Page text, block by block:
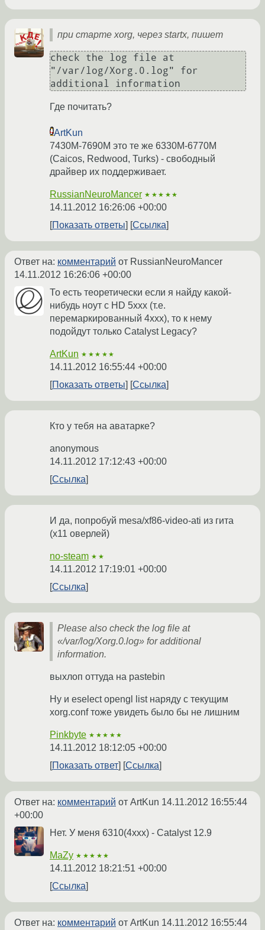
при старте xorg, через startx, пишет
check the log file at
"/var/log/Xorg.0.log" for
additional information
Где почитать?
ArtKun
7430M-7690M это те же 6330M-6770M
(Caicos, Redwood, Turks) - свободный
драйвер их поддерживает.
RussianNeuroMancer ★★★★★
14.11.2012 16:26:06 +00:00
Показать ответы
Ссылка
Ответ на: комментарий от RussianNeuroMancer
14.11.2012 16:26:06 +00:00
То есть теоретически если я найду какой-
нибудь ноут с HD 5xxx (т.е.
перемаркированный 4xxx), то к нему
подойдут только Catalyst Legacy?
ArtKun ★★★★★
14.11.2012 16:55:44 +00:00
Показать ответы
Ссылка
Кто у тебя на аватарке?
anonymous
14.11.2012 17:12:43 +00:00
Ссылка
И да, попробуй mesa/xf86-video-ati из гита
(x11 оверлей)
no-steam ★★
14.11.2012 17:19:01 +00:00
Ссылка
Please also check the log file at
«/var/log/Xorg.0.log» for additional
information.
выхлоп оттуда на pastebin
Ну и eselect opengl list наряду с текущим
xorg.conf тоже увидеть было бы не лишним
Pinkbyte ★★★★★
14.11.2012 18:12:05 +00:00
Показать ответ
Ссылка
Ответ на: комментарий от ArtKun 14.11.2012 16:55:44
+00:00
Нет. У меня 6310(4xxx) - Catalyst 12.9
MaZy ★★★★★
14.11.2012 18:21:51 +00:00
Ссылка
Ответ на: комментарий от ArtKun 14.11.2012 16:55:44